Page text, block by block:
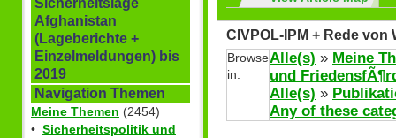
Sicherheitslage
Afghanistan
(Lageberichte +
Einzelmeldungen) bis
2019
Navigation Themen
Meine Themen (2454)
• Sicherheitspolitik und
CIVPOL-IPM + Rede von
Browse
in:
Alle(s) » Meine
und
Alle(s) »
Any of these